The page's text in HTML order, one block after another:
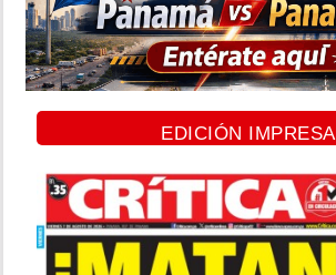
EDICIÓN IMPRESA